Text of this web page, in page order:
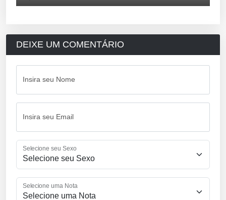
DEIXE UM COMENTÁRIO
Insira seu Nome
Insira seu Email
Selecione seu Sexo
Selecione uma Nota